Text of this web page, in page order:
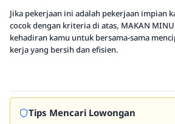
Jika pekerjaan ini adalah pekerjaan impian
cocok dengan kriteria di atas, MAKAN
kehadiran kamu untuk bersama-sama
kerja yang bersih dan efisien.
Tips Mencari Lowongan